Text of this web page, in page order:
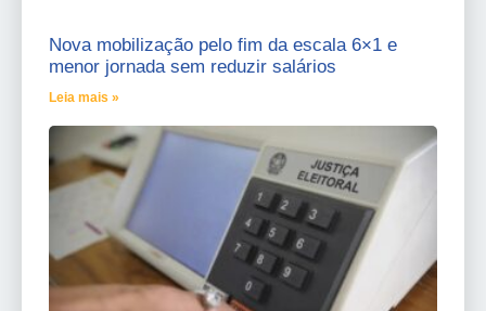
Nova mobilização pelo fim da escala 6×1 e
menor jornada sem reduzir salários
Leia mais »